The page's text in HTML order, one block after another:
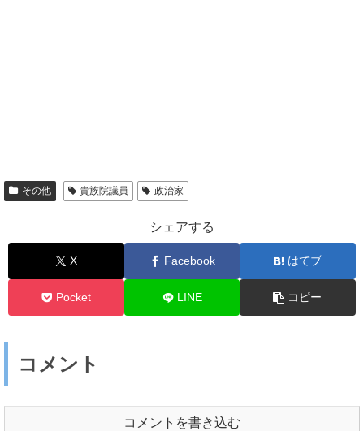
その他 貴族院議員 政治家
シェアする
X Facebook はてブ
Pocket LINE コピー
コメント
コメントを書き込む